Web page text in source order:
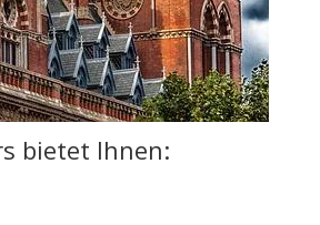
bietet Ihnen: